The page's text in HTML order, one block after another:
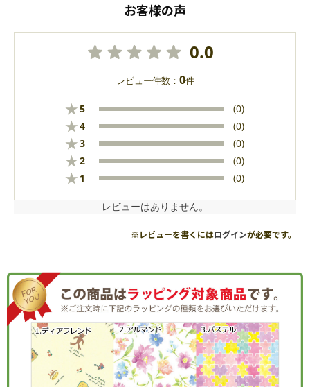
お客様の声
0.0
レビュー件数： 0件
★5 (0)
★4 (0)
★3 (0)
★2 (0)
★ 1 (0)
レビューはありません。
※レビューを書くにはログインが必要です。